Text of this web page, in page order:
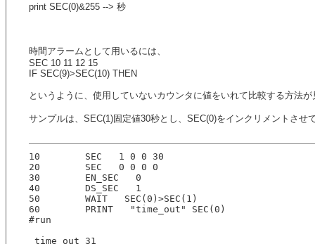
print SEC(0)&255 --> 秒
時間アラームとして用いるには、
SEC 10 11 12 15
IF SEC(9)>SEC(10) THEN
というように、使用していないカウンタに値をいれて比較する方法
サンプルは、SEC(1)固定値30秒とし、SEC(0)をインクリメントさ
10        SEC   1 0 0 30
20        SEC   0 0 0 0
30        EN_SEC   0
40        DS_SEC   1
50        WAIT   SEC(0)>SEC(1)
60        PRINT   "time_out" SEC(0)
#run
time_out 31